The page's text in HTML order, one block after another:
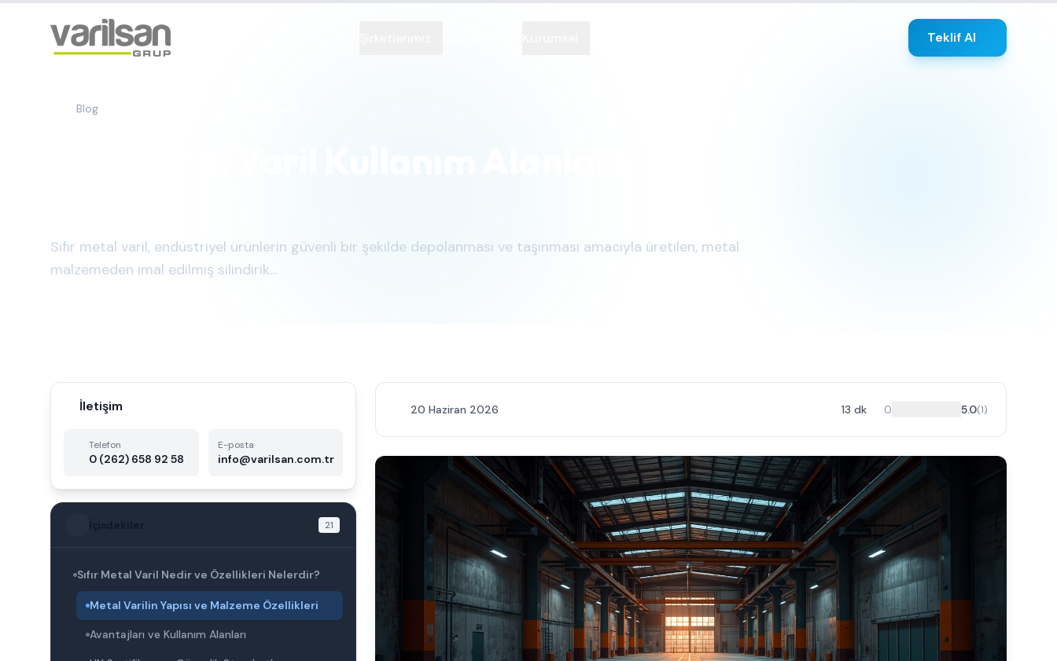
Teklif Al
Blog
Sıfır metal varil, endüstriyel ürünlerin güvenli bir şekilde depolanması ve taşınması amacıyla üretilen, metal
malzemeden imal edilmiş silindirik...
İletişim
Telefon
0 (262) 658 92 58
E-posta
info@varilsan.com.tr
21
Sıfır Metal Varil Nedir ve Özellikleri Nelerdir?
Metal Varilin Yapısı ve Malzeme Özellikleri
Avantajları ve Kullanım Alanları
20 Haziran 2026 13 dk 0 5.0(1)